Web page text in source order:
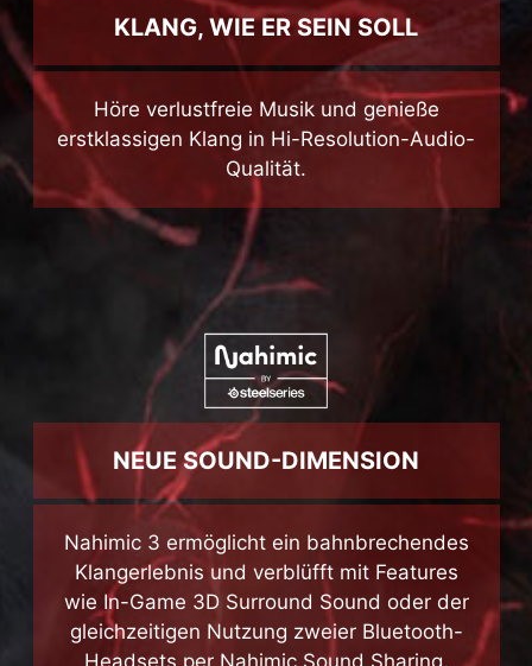
KLANG, WIE ER SEIN SOLL
Höre verlustfreie Musik und genieße
erstklassigen Klang in Hi-Resolution-Audio-
Qualität.
NEUE SOUND-DIMENSION
Nahimic 3 ermöglicht ein bahnbrechendes
Klangerlebnis und verblüfft mit Features
wie In-Game 3D Surround Sound oder der